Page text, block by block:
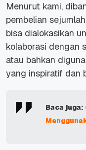
Menurut kami,
pembelian
bisa dialokasikan
kolaborasi dengan
atau bahkan
yang inspiratif dan
Baca juga: